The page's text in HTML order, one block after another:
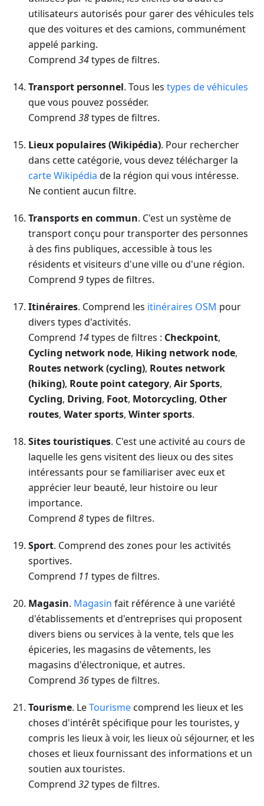
utilisateurs autorisés pour garer des véhicules tels
que des voitures et des camions, communément
appelé parking.
Comprend 34types de filtres.
Transport personnel. Tous les types de véhicules
que vous pouvez posséder.
Comprend 38types de filtres.
Lieux populaires (Wikipédia). Pour rechercher
dans cette catégorie, vous devez télécharger la
carte Wikipédia de la région qui vous intéresse.
Ne contient aucun filtre.
Transports en commun. C'est un système de
transport conçu pour transporter des personnes
à des fins publiques, accessible à tous les
résidents et visiteurs d'une ville ou d'une région.
Comprend 9types de filtres.
Itinéraires. Comprend les itinéraires OSM pour
divers types d'activités.
Comprend 14types de filtres : Checkpoint,
Cycling network node, Hiking network node,
Routes network (cycling), Routes network
(hiking), Route point category, Air Sports,
Cycling, Driving, Foot, Motorcycling, Other
routes, Water sports, Winter sports.
Sites touristiques. C'est une activité au cours de
laquelle les gens visitent des lieux ou des sites
intéressants pour se familiariser avec eux et
apprécier leur beauté, leur histoire ou leur
importance.
Comprend 8types de filtres.
Sport. Comprend des zones pour les activités
sportives.
Comprend 11 types de filtres.
Magasin. Magasin fait référence à une variété
d'établissements et d'entreprises qui proposent
divers biens ou services à la vente, tels que les
épiceries, les magasins de vêtements, les
magasins d'électronique, et autres.
Comprend 36types de filtres.
Tourisme. LeTourismecomprend les lieux et les
choses d'intérêt spécifique pour les touristes, y
compris les lieux à voir, les lieux où séjourner, et les
choses et lieux fournissant des informations et un
soutien aux touristes.
Comprend 32types de filtres.